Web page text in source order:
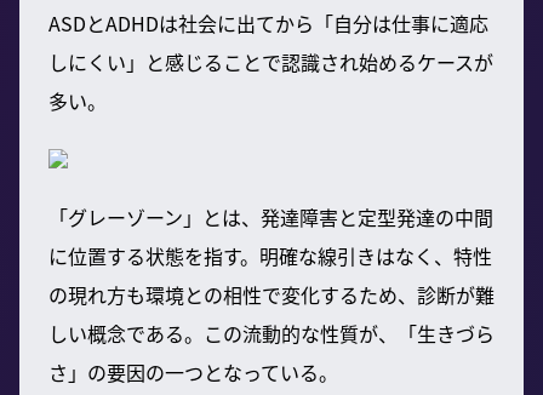
ASDとADHDは社会に出てから「自分は仕事に適応
しにくい」と感じることで認識され始めるケースが
多い。
「グレーゾーン」とは、発達障害と定型発達の中間
に位置する状態を指す。明確な線引きはなく、特性
の現れ方も環境との相性で変化するため、診断が難
しい概念である。この流動的な性質が、「生きづら
さ」の要因の一つとなっている。